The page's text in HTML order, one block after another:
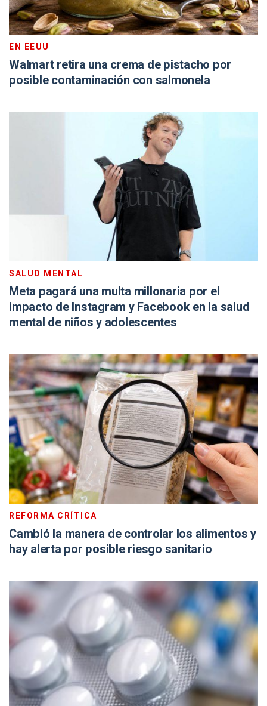
EN EEUU
Walmart retira una crema de pistacho por
posible contaminación con salmonela
SALUD MENTAL
Meta pagará una multa millonaria por el
impacto de Instagram y Facebook en la salud
mental de niños y adolescentes
REFORMA CRÍTICA
Cambió la manera de controlar los alimentos y
hay alerta por posible riesgo sanitario